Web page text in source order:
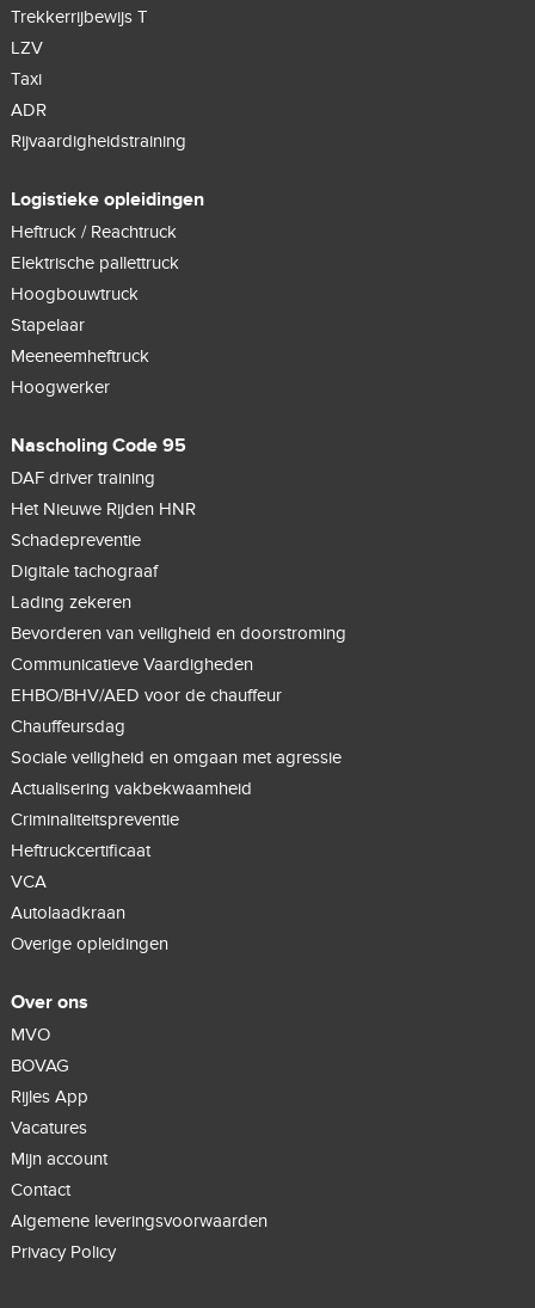
Trekkerrijbewijs T
LZV
Taxi
ADR
Rijvaardigheidstraining
Logistieke opleidingen
Heftruck / Reachtruck
Elektrische pallettruck
Hoogbouwtruck
Stapelaar
Meeneemheftruck
Hoogwerker
Nascholing Code 95
DAF driver training
Het Nieuwe Rijden HNR
Schadepreventie
Digitale tachograaf
Lading zekeren
Bevorderen van veiligheid en doorstroming
Communicatieve Vaardigheden
EHBO/BHV/AED voor de chauffeur
Chauffeursdag
Sociale veiligheid en omgaan met agressie
Actualisering vakbekwaamheid
Criminaliteitspreventie
Heftruckcertificaat
VCA
Autolaadkraan
Overige opleidingen
Over ons
MVO
BOVAG
Rijles App
Vacatures
Mijn account
Contact
Algemene leveringsvoorwaarden
Privacy Policy